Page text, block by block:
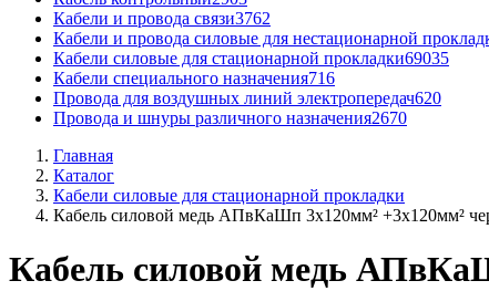
Кабели и провода связи3762
Кабели и провода силовые для нестационарной
Кабели силовые для стационарной прокладки69035
Кабели специального назначения716
Провода для воздушных линий электропередач620
Провода и шнуры различного назначения2670
Главная
Каталог
Кабели силовые для стационарной прокладки
Кабель силовой медь АПвКаШп 3x120мм² +3x120мм²
Кабель силовой медь